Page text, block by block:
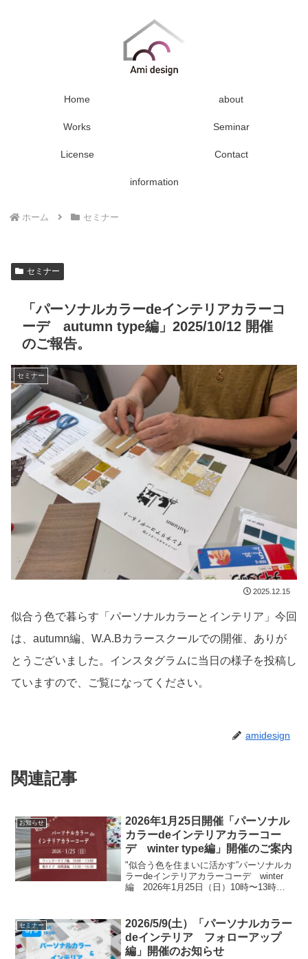
Home about
Works Seminar
License Contact
information
ホーム セミナー
セミナー
「パーソナルカラーdeインテリアカラーコ
ーデ autumn type編」2025/10/12 開催
のご報告。
セミナー
2025.12.15
似合う色で暮らす「パーソナルカラーとインテリア」今回
は、autumn編、W.A.Bカラースクールでの開催、ありが
とうございました。インスタグラムに当日の様子を投稿し
ていますので、ご覧になってください。
amidesign
関連記事
お知らせ
2026年1月25日開催「パーソナル
カラーdeインテリアカラーコー
デ winter type編」開催のご案内
"似合う色を住まいに活かす”パーソナルカ
ラーdeインテリアカラーコーデ winter
編 2026年1月25日（日）10時〜13時に
叶わなかった方に向けて、未受講の講...
セミナー
2026/5/9(土）「パーソナルカラー
deインテリア フォローアップ
編」開催のお知らせ